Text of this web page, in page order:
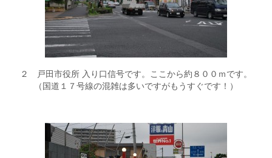
２ 戸田市役所 入り口信号です。ここから約８００ｍです。
（国道１７号線の混雑は多いですがもうすぐです！）